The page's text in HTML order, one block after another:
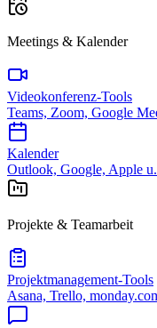
Meetings & Kalender
Videokonferenz-Tools
Teams, Zoom, Google
Kalender
Outlook, Google, Apple
Projekte & Teamarbeit
Projektmanagement-Tools
Asana, Trello,